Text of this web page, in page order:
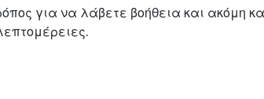
για να λάβετε βοήθεια και ακόμη